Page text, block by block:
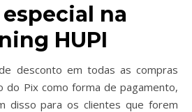
na
HUPI
desconto em todas as compras
do Pix como forma de pagamento,
disso para os clientes que forem